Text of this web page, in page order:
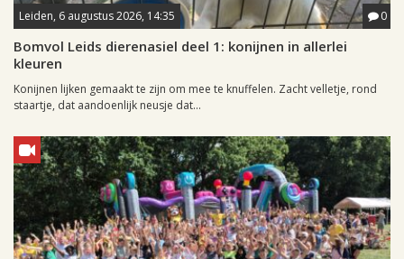
Leiden, 6 augustus 2026, 14:35 0
Bomvol Leids dierenasiel deel 1: konijnen in allerlei
kleuren
Konijnen lijken gemaakt te zijn om mee te knuffelen. Zacht velletje, rond
staartje, dat aandoenlijk neusje dat...